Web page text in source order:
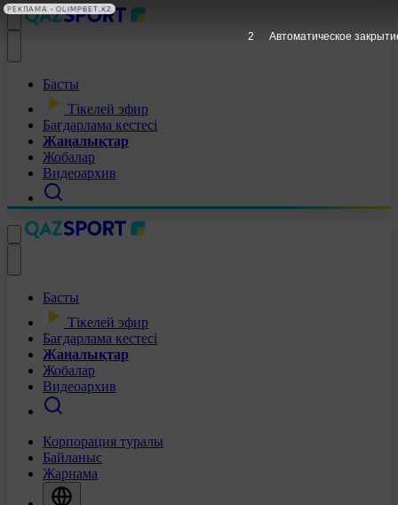
Басты
Тікелей эфир
Бағдарлама кестесі
Жаңалықтар
Жобалар
Видеоархив
Басты
Тікелей эфир
Бағдарлама кестесі
Жаңалықтар
Жобалар
Видеоархив
Корпорация туралы
Байланыс
Жарнама
1 Автоматическое
РЕКЛАМА • OLIMPBET.KZ